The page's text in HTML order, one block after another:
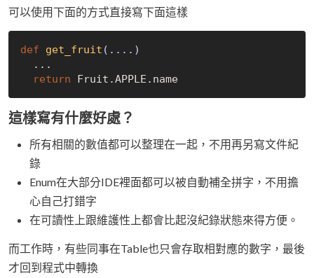
可以使用下面的方式直接寫下面這樣
def get_fruit (....)
return
Fruit.APPLE.name
這樣寫有什麼好處？
所有相關的數值都可以整理在一起，不用再另寫文件紀
錄
Enum在大部分IDE裡面都可以被自動補全拼字，不用擔
心自己打錯字
在可讀性上跟維護性上都會比起沒紀錄狀態來得方便。
而工作時，有些同事在Table也只會存取相對應的數字，最後
才回到程式中轉換